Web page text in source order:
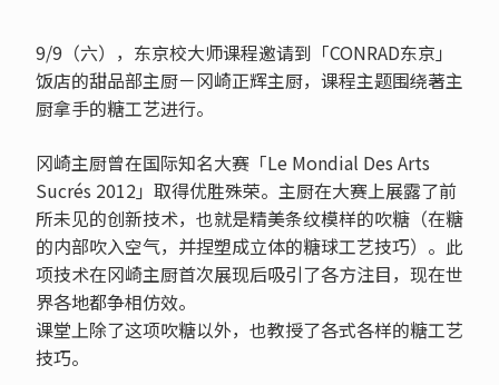
9/9（六），东京校大师课程邀请到「CONRAD东京」
饭店的甜品部主厨－冈崎正辉主厨，课程主题围绕著主
厨拿手的糖工艺进行。
冈崎主厨曾在国际知名大赛「Le Mondial Des Arts
Sucrés 2012」取得优胜殊荣。主厨在大赛上展露了前
所未见的创新技术，也就是精美条纹模样的吹糖（在糖
的内部吹入空气，并捏塑成立体的糖球工艺技巧）。此
项技术在冈崎主厨首次展现后吸引了各方注目，现在世
界各地都争相仿效。
课堂上除了这项吹糖以外，也教授了各式各样的糖工艺
技巧。